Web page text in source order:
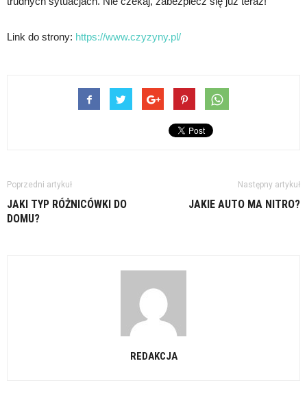
Link do strony: https://www.czyzyny.pl/
Poprzedni artykuł
JAKI TYP RÓŻNICÓWKI DO
DOMU?
Następny artykuł
JAKIE AUTO MA NITRO?
REDAKCJA